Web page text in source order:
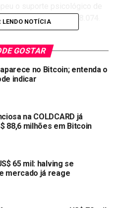
negociada a
muita gente de surpresa.
analistas vinham
“cruz dourada” que
alta – foi simplesmente
modo pânico
O mercado de
entrou em queda livre
despencou 4,27% nas
US$ 3,01 trilhões.
LENDO NOTÍCIA
GOSTAR
no Bitcoin; entenda o
indicar
na COLDCARD já
88,6 milhões em Bitcoin
65 mil: halving se
mercado já reage